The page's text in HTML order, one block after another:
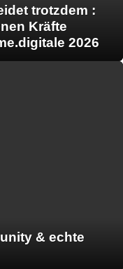
trotzdem :
Kräfte
2026
& echte